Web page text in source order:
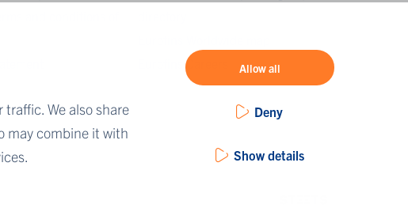
We also share
may combine it with
Allow all
Deny
Show details
Eurofins Careers